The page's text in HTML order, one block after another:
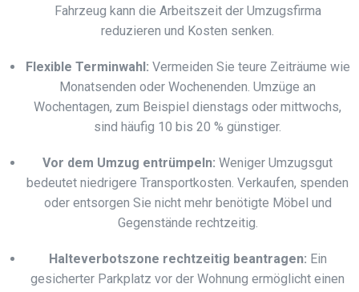
Fahrzeug kann die Arbeitszeit der Umzugsfirma
reduzieren und Kosten senken.
Flexible Terminwahl: Vermeiden Sie teure Zeiträume wie
Monatsenden oder Wochenenden. Umzüge an
Wochentagen, zum Beispiel dienstags oder mittwochs,
sind häufig 10 bis 20 % günstiger.
Vor dem Umzug entrümpeln: Weniger Umzugsgut
bedeutet niedrigere Transportkosten. Verkaufen, spenden
oder entsorgen Sie nicht mehr benötigte Möbel und
Gegenstände rechtzeitig.
Halteverbotszone rechtzeitig beantragen: Ein
gesicherter Parkplatz vor der Wohnung ermöglicht einen